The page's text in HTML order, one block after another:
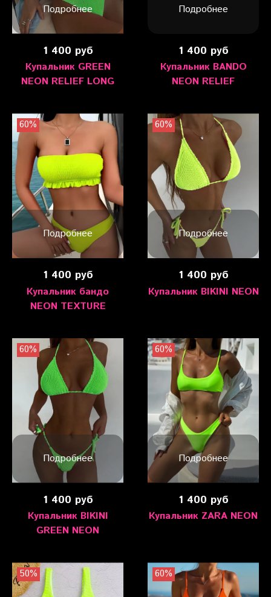
Подробнее
1 400 руб
Купальник GREEN
NEON RELIEF LONG
Подробнее
1 400 руб
Купальник BANDO
NEON RELIEF
Подробнее
60%
1 400 руб
Купальник бандо
NEON TEXTURE
Подробнее
60%
1 400 руб
Купальник BIKINI NEON
Подробнее
60%
1 400 руб
Купальник BIKINI
GREEN NEON
Подробнее
60%
1 400 руб
Купальник ZARA NEON
50% 60%